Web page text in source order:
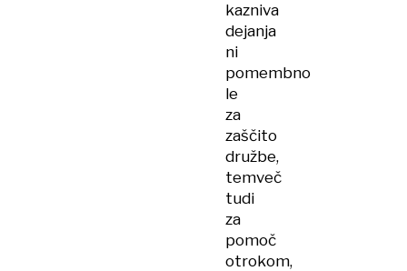
kazniva
dejanja
ni
pomembno
le
za
zaščito
družbe,
temveč
tudi
za
pomoč
otrokom,